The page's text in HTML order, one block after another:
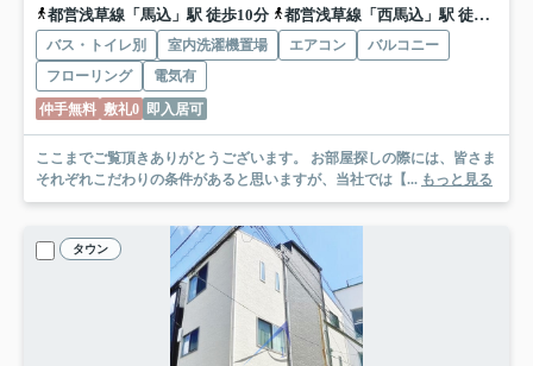
都営浅草線「馬込」駅 徒歩10分
都営浅草線「西馬込」駅 徒歩15分
バス・トイレ別 室内洗濯機置場 エアコン
バルコニー
フローリング
電気有
仲手無料 敷礼0 即入居可
ここまでご覧頂きありがとうございます。 お部屋探しの際には、皆さま
それぞれこだわりの条件があると思いますが、当社では【... もっと見る
タウン